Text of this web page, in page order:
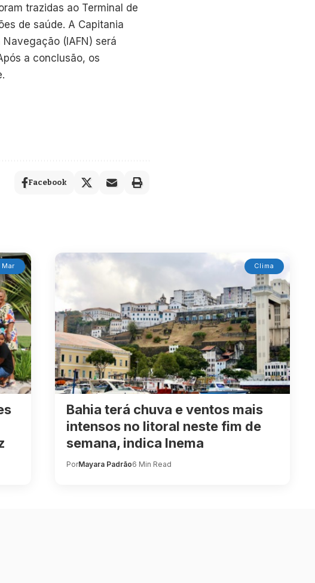
trazidas ao Terminal de
de saúde. A Capitania
(IAFN) será
a conclusão, os
Facebook
Clima
Bahia terá chuva e ventos mais
intensos no litoral neste fim de
semana, indica Inema
PorMayara Padrão6 Min Read